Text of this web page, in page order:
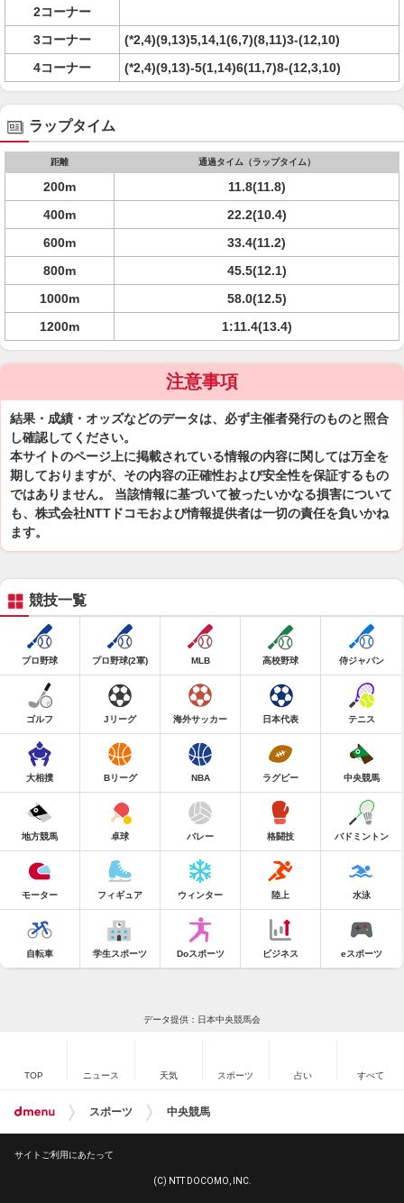
2コーナー
3コーナー
(*2,4)(9,13)5,14,1(6,7)(8,11)3-(12,10)
4コーナー
(*2,4)(9,13)-5(1,14)6(11,7)8-(12,3,10)
ラップタイム
距離 通過タイム（ラップタイム）
200m
11.8(11.8)
400m
22.2(10.4)
600m
33.4(11.2)
800m
45.5(12.1)
1000m
58.0(12.5)
1200m
1:11.4(13.4)
注意事項
結果・成績・オッズなどのデータは、必ず主催者発行のものと照合
し確認してください。
本サイトのページ上に掲載されている情報の内容に関しては万全を
期しておりますが、その内容の正確性および安全性を保証するもの
ではありません。 当該情報に基づいて被ったいかなる損害について
も、株式会社NTTドコモおよび情報提供者は一切の責任を負いかね
ます。
競技一覧
プロ野球 プロ野球(2軍) MLB 高校野球 侍ジャパン
ゴルフ Jリーグ 海外サッカー 日本代表 テニス
大相撲 Bリーグ NBA ラグビー 中央競馬
地方競馬 卓球 バレー 格闘技 バドミントン
モーター フィギュア ウィンター 陸上 水泳
自転車 学生スポーツ Doスポーツ ビジネス eスポーツ
データ提供：日本中央競馬会
TOP ニュース 天気 スポーツ 占い すべて
スポーツ 中央競馬
サイトご利用にあたって
(C) NTT DOCOMO, INC.